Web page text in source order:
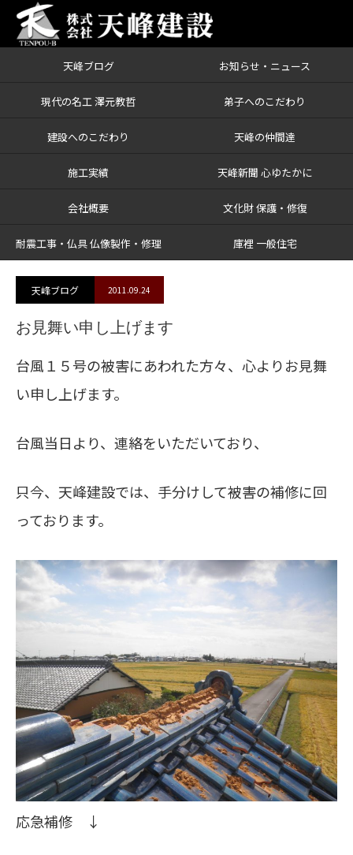
天峰ブログ お知らせ・ニュース
現代の名工 澤元教哲 弟子へのこだわり
建設へのこだわり 天峰の仲間達
施工実績 天峰新聞 心ゆたかに
会社概要 文化財 保護・修復
耐震工事・仏具 仏像製作・修理 庫裡 一般住宅
ブログ お見舞い申し上げます
天峰ブログ 2011.09.24
お見舞い申し上げます
台風１５号の被害にあわれた方々、心よりお見舞
い申し上げます。
台風当日より、連絡をいただいており、
只今、天峰建設では、手分けして被害の補修に回
っております。
応急補修 ↓